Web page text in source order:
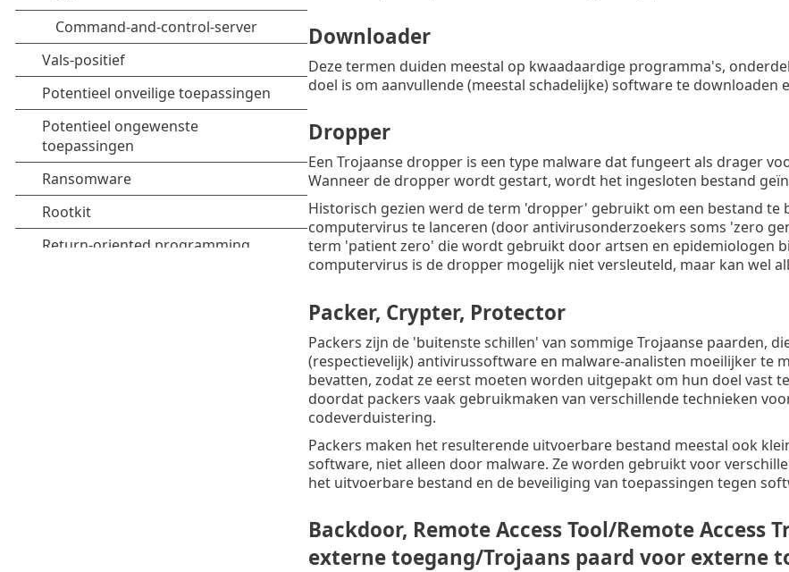
Downloader
Deze termen duiden meestal op kwaadaardige programma's,
doel is om aanvullende (meestal schadelijke) software te downloaden
Dropper
Een Trojaanse dropper is een type malware dat fungeert als drager
Wanneer de dropper wordt gestart, wordt het ingesloten bestand
Historisch gezien werd de term 'dropper' gebruikt om een bestand te
computervirus te lanceren (door antivirusonderzoekers soms 'zero
term 'patient zero' die wordt gebruikt door artsen en epidemiologen
computervirus is de dropper mogelijk niet versleuteld, maar kan wel
Packer, Crypter, Protector
Packers zijn de 'buitenste schillen' van sommige Trojaanse paarden,
(respectievelijk) antivirussoftware en malware-analisten moeilijker te
bevatten, zodat ze eerst moeten worden uitgepakt om hun doel vast
doordat packers vaak gebruikmaken van verschillende technieken
codeverduistering.
Packers maken het resulterende uitvoerbare bestand meestal ook
software, niet alleen door malware. Ze worden gebruikt voor
het uitvoerbare bestand en de beveiliging van toepassingen tegen
Backdoor, Remote Access Tool/Remote
externe toegang/Trojaans paard voor externe